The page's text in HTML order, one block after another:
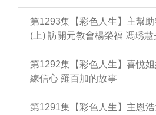
第1293集【彩色人生】主幫
(上) 訪開元教會楊榮福 馮琇慧
第1292集【彩色人生】喜悅
練信心 羅百加的故事
第1291集【彩色人生】主恩